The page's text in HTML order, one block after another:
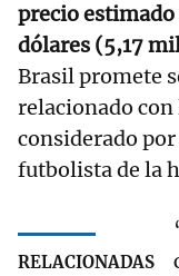
precio estimado
dólares (5,17
Brasil promete
relacionado con
considerado
futbolista de la
RELACIONADAS